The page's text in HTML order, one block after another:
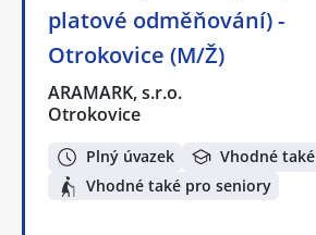
platové odměňování) -
Otrokovice (M/Ž)
ARAMARK, s.r.o.
Otrokovice
Plný úvazek
Vhodné
Vhodné také pro seniory